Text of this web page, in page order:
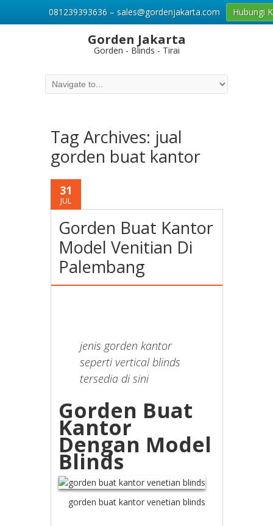
Gorden Jakarta
Gorden - Blinds - Tirai
Tag Archives: jual
gorden buat kantor
31
JUL
Gorden Buat Kantor
Model Venitian Di
Palembang
jenis gorden kantor
seperti vertical blinds
tersedia di sini
Gorden Buat
Kantor
Dengan Model
Blinds
gorden buat kantor venetian blinds
081239393636 – sales@gordenjakarta.com Hubungi